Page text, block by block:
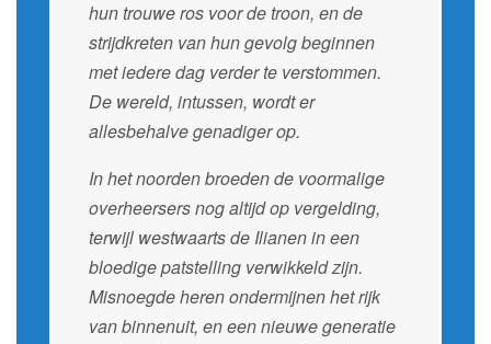
hun trouwe ros voor de troon, en de
strijdkreten van hun gevolg beginnen
met iedere dag verder te verstommen.
De wereld, intussen, wordt er
allesbehalve genadiger op.
In het noorden broeden de voormalige
overheersers nog altijd op vergelding,
terwijl westwaarts de Ilianen in een
bloedige patstelling verwikkeld zijn.
Misnoegde heren ondermijnen het rijk
van binnenuit, en een nieuwe generatie